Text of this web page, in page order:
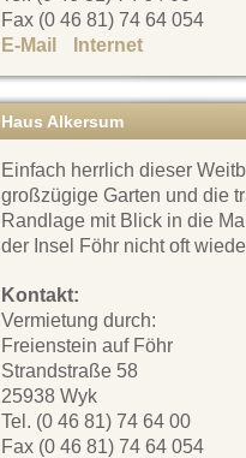
Fax (0 46 81) 74 64 054
E-Mail
Internet
Haus Alkersum
Einfach herrlich dieser
großzügige Garten und die
Randlage mit Blick in die
der Insel Föhr nicht oft
Kontakt:
Vermietung durch:
Freienstein auf Föhr
Strandstraße 58
25938 Wyk
Tel. (0 46 81) 74 64 00
Fax (0 46 81) 74 64 054